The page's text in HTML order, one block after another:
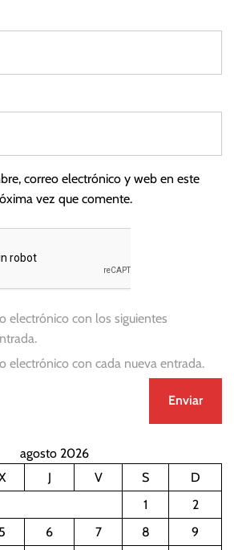
correo electrónico y web en este
vez que comente.
electrónico con los siguientes
electrónico con cada nueva entrada.
agosto 2026
J V S
D
1
2
5 6 7 8
9